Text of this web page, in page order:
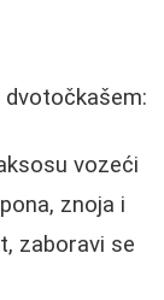
vozeći
znoja i
zaboravi se